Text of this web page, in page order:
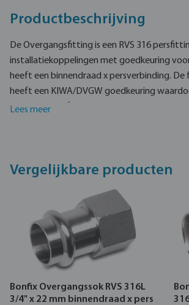
Productbeschrijving
De Overgangsfitting is een RVS 316
installatiekoppelingen met goedkeuring
heeft een binnendraad x persverbinding.
heeft een KIWA/DVGW goedkeuring
drinkwaterinstallaties.
De overgangsfitting is gemaakt van RVS
Lees meer
Vergelijkbare producten
Bonfix Overgangssok RVS 316L
3/4" x 22 mm binnendraad x pers